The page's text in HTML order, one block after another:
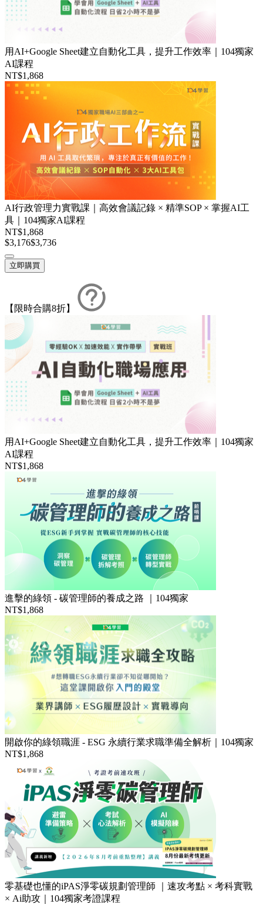
用AI+Google Sheet建立自動化工具，提升工作效率｜104獨家
AI課程
NT$1,868
AI行政管理力實戰課｜高效會議記錄 × 精準SOP × 掌握AI工
具｜104獨家AI課程
NT$1,868
$3,176$3,736
立即購買
【限時合購8折】
用AI+Google Sheet建立自動化工具，提升工作效率｜104獨家
AI課程
NT$1,868
進擊的綠領 - 碳管理師的養成之路 ｜104獨家
NT$1,868
開啟你的綠領職涯 - ESG 永續行業求職準備全解析｜104獨家
NT$1,868
零基礎也懂的iPAS淨零碳規劃管理師 ｜速攻考點 × 考科實戰
× Ai助攻｜104獨家考證課程